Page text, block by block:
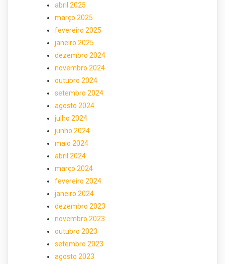
abril 2025
março 2025
fevereiro 2025
janeiro 2025
dezembro 2024
novembro 2024
outubro 2024
setembro 2024
agosto 2024
julho 2024
junho 2024
maio 2024
abril 2024
março 2024
fevereiro 2024
janeiro 2024
dezembro 2023
novembro 2023
outubro 2023
setembro 2023
agosto 2023